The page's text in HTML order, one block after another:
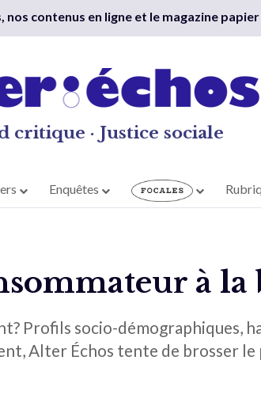
contenus en ligne et le magazine
critique · Justice sociale
Enquêtes
à la
Profils socio-démographiques,
Alter Échos tente de brosser